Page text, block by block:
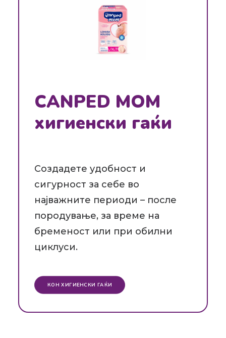
CANPED MOM
хигиенски гаќи
Создадете удобност и
сигурност за себе во
најважните периоди – после
породување, за време на
бременост или при обилни
циклуси.
КОН ХИГИЕНСКИ ГАЌИ